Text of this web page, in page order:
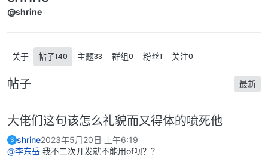
@shrine
关于 帖子140 主题33 群组0 粉丝1 关注0
帖子 最新
大佬们这句该怎么礼貌而又得体的喷死他
S shrine2023年5月20日 上午6:19
@李东岳 我不二次开发就不能用of呗？？